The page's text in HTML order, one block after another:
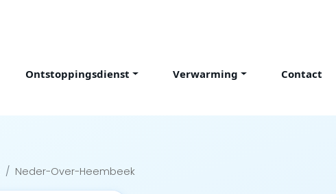
Ontstoppingsdienst Verwarming Contact
Neder-Over-Heembeek